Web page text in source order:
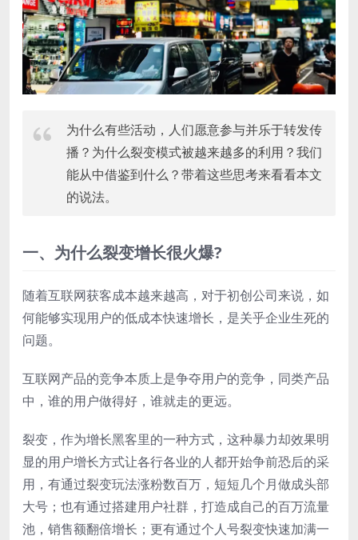
为什么有些活动，人们愿意参与并乐于转发传
播？为什么裂变模式被越来越多的利用？我们
能从中借鉴到什么？带着这些思考来看看本文
的说法。
一、为什么裂变增长很火爆?
随着互联网获客成本越来越高，对于初创公司来说，如
何能够实现用户的低成本快速增长，是关乎企业生死的
问题。
互联网产品的竞争本质上是争夺用户的竞争，同类产品
中，谁的用户做得好，谁就走的更远。
裂变，作为增长黑客里的一种方式，这种暴力却效果明
显的用户增长方式让各行各业的人都开始争前恐后的采
用，有通过裂变玩法涨粉数百万，短短几个月做成头部
大号；也有通过搭建用户社群，打造成自己的百万流量
池，销售额翻倍增长；更有通过个人号裂变快速加满一